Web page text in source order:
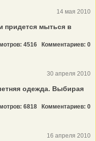
14 мая 2010
придется мыться в
4516 Комментариев: 0
30 апреля 2010
одежда. Выбирая
6818 Комментариев: 0
16 апреля 2010